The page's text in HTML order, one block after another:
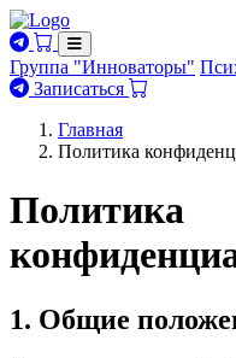
Группа "Инноваторы"
Записаться
Главная
Политика
Политика
1. Общие